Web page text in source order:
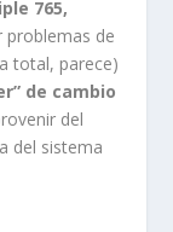
765,
problemas de
total, parece)
de cambio
del
del sistema